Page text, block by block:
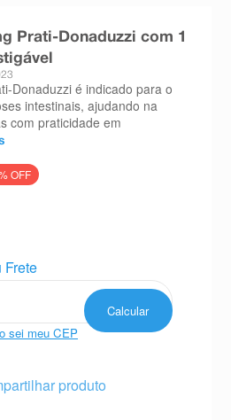
Prati-Donaduzzi com 1
Donaduzzi é indicado para o
intestinais, ajudando na
com praticidade em
OFF
sei meu CEP
produto